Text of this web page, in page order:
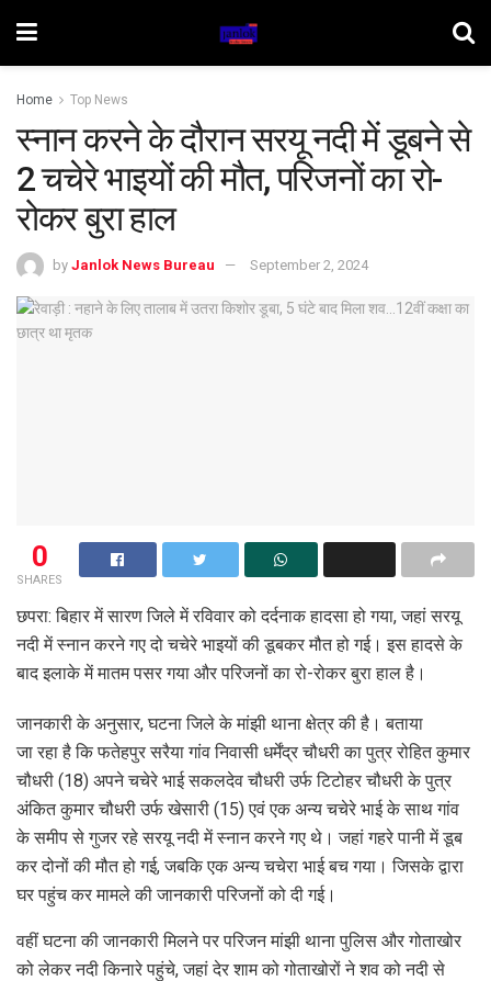
Home Top News
स्नान करने के दौरान सरयू नदी में डूबने से
2 चचेरे भाइयों की मौत, परिजनों का रो-
रोकर बुरा हाल
by Janlok News Bureau September 2, 2024
0
SHARES
छपरा: बिहार में सारण जिले में रविवार को दर्दनाक हादसा हो गया, जहां सरयू
नदी में स्नान करने गए दो चचेरे भाइयों की डूबकर मौत हो गई। इस हादसे के
बाद इलाके में मातम पसर गया और परिजनों का रो-रोकर बुरा हाल है।
जानकारी के अनुसार, घटना जिले के मांझी थाना क्षेत्र की है। बताया
जा रहा है कि फतेहपुर सरैया गांव निवासी धर्मेंद्र चौधरी का पुत्र रोहित कुमार
चौधरी (18) अपने चचेरे भाई सकलदेव चौधरी उर्फ टिटोहर चौधरी के पुत्र
अंकित कुमार चौधरी उर्फ खेसारी (15) एवं एक अन्य चचेरे भाई के साथ गांव
के समीप से गुजर रहे सरयू नदी में स्नान करने गए थे। जहां गहरे पानी में डूब
कर दोनों की मौत हो गई, जबकि एक अन्य चचेरा भाई बच गया। जिसके द्वारा
घर पहुंच कर मामले की जानकारी परिजनों को दी गई।
वहीं घटना की जानकारी मिलने पर परिजन मांझी थाना पुलिस और गोताखोर
को लेकर नदी किनारे पहुंचे, जहां देर शाम को गोताखोरों ने शव को नदी से